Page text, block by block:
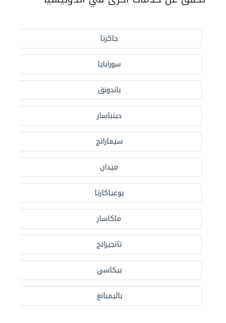
جاكرتا
سورابايا
باندونق
دينباسار
سيمارانج
ميدان
يوغياكارتا
ماكاسار
تانجيرانج
بيكاسي
باليمبانغ